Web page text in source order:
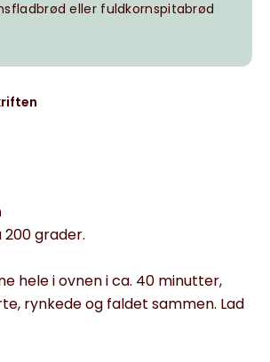
eller fuldkornspitabrød
grader.
hele i ovnen i ca. 40 minutter,
rynkede og faldet sammen. Lad